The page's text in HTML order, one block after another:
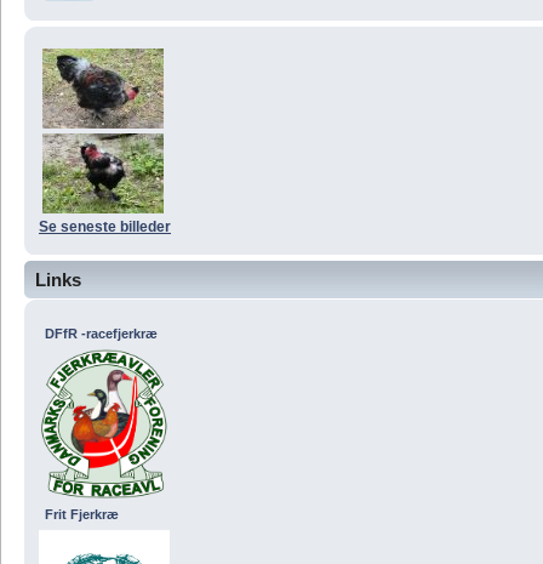
Se seneste billeder
Links
DFfR -racefjerkræ
Frit Fjerkræ